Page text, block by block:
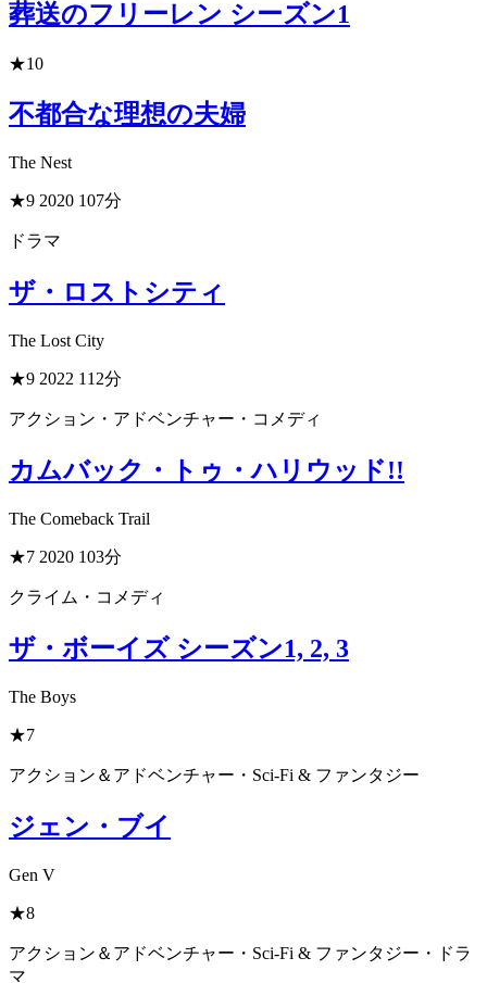
葬送のフリーレン シーズン1
★10
不都合な理想の夫婦
The Nest
★9 2020 107分
ドラマ
ザ・ロストシティ
The Lost City
★9 2022 112分
アクション・アドベンチャー・コメディ
カムバック・トゥ・ハリウッド!!
The Comeback Trail
★7 2020 103分
クライム・コメディ
ザ・ボーイズ シーズン1, 2, 3
The Boys
★7
アクション＆アドベンチャー・Sci-Fi & ファンタジー
ジェン・ブイ
Gen V
★8
アクション＆アドベンチャー・Sci-Fi & ファンタジー・ドラ
マ